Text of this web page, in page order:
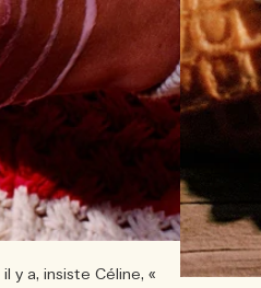
y a, insiste Céline, «